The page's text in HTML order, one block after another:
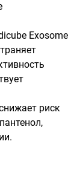
Exosome
риск